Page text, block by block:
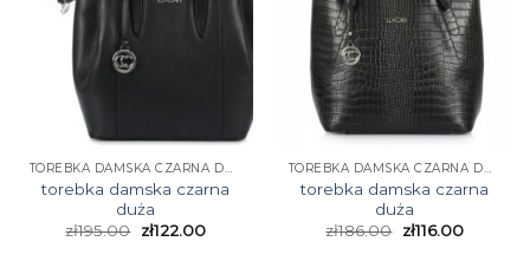
TOREBKA DAMSKA CZARNA DUŻA
torebka damska czarna
duża
zł195.00 zł122.00
TOREBKA DAMSKA CZARNA DUŻA
torebka damska czarna
duża
zł186.00 zł116.00